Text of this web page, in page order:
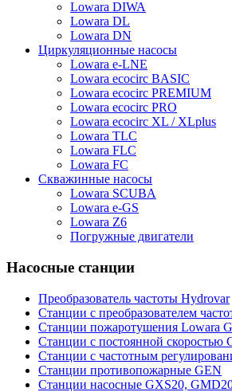
Lowara DIWA
Lowara DL
Lowara DN
Циркуляционные насосы
Lowara e-LNE
Lowara ecocirc BASIC
Lowara ecocirc PREMIUM
Lowara ecocirc PRO
Lowara ecocirc XL / XLplus
Lowara TLC
Lowara FLC
Lowara FC
Скважинные насосы
Lowara SCUBA
Lowara e-GS
Lowara Z6
Погружные двигатели
Насосные станции
Преобразователь частоты Hydrovar
Станции с преобразователем
Станции пожаротушения Lowara
Станции с постоянной скоростью
Станции с частотным
Станции противопожарные GEN
Станции насосные GXS20,